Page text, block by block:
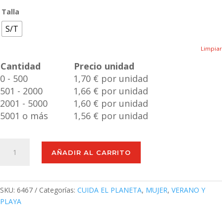
Talla
S/T
Limpiar
Cantidad
Precio unidad
0 - 500
1,70 € por unidad
501 - 2000
1,66 € por unidad
2001 - 5000
1,60 € por unidad
5001 o más
1,56 € por unidad
Woter
AÑADIR AL CARRITO
SKU: 6467 Categorías: CUIDA EL PLANETA, MUJER, VERANO Y
PLAYA